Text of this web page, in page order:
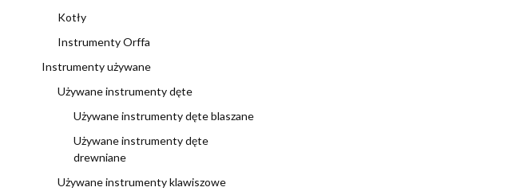
Kotły
Instrumenty Orffa
Instrumenty używane
Używane instrumenty dęte
Używane instrumenty dęte blaszane
Używane instrumenty dęte
drewniane
Używane instrumenty klawiszowe